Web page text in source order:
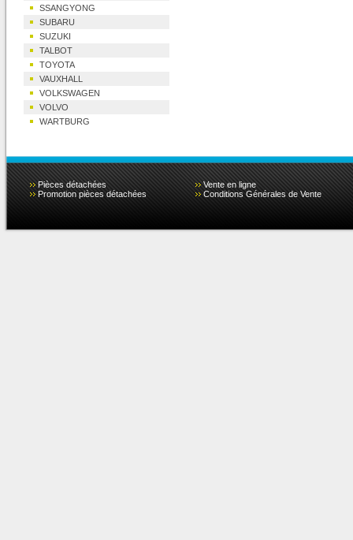
SSANGYONG
SUBARU
SUZUKI
TALBOT
TOYOTA
VAUXHALL
VOLKSWAGEN
VOLVO
WARTBURG
Pièces détachées
Vente en ligne
Promotion pièces détachées
Conditions Générales de Vente